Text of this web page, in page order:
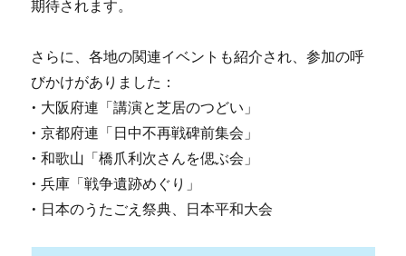
期待されます。
さらに、各地の関連イベントも紹介され、参加の呼
びかけがありました：
• 大阪府連「講演と芝居のつどい」
• 京都府連「日中不再戦碑前集会」
• 和歌山「橋爪利次さんを偲ぶ会」
• 兵庫「戦争遺跡めぐり」
• 日本のうたごえ祭典、日本平和大会